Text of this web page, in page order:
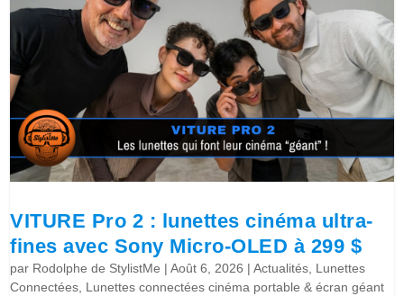
VITURE Pro 2 : lunettes cinéma ultra-
fines avec Sony Micro-OLED à 299 $
par Rodolphe de StylistMe |Août 6, 2026 |Actualités, Lunettes
Connectées, Lunettes connectées cinéma portable & écran géant